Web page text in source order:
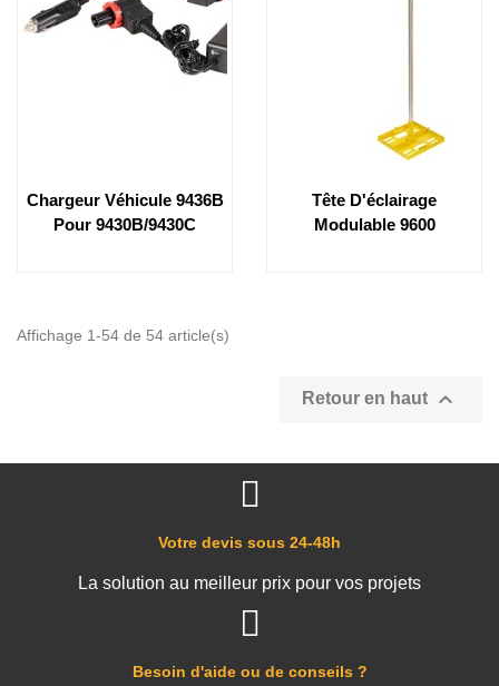
Chargeur Véhicule 9436B
Pour 9430B/9430C
Tête D'éclairage
Modulable 9600
Affichage 1-54 de 54 article(s)
Retour en haut 
Besoin d'aide ou de conseils ?
Votre devis sous 24-48h
La solution au meilleur prix pour vos projets